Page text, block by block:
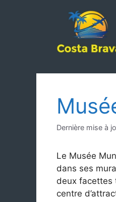
Dernière mise à
Le Musée
dans ses
deux facettes
centre